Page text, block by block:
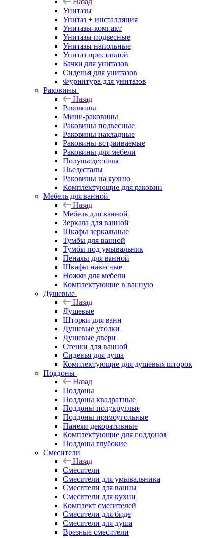
Назад
Унитазы
Унитаз + инсталляция
Унитазы-компакт
Унитазы подвесные
Унитазы напольные
Унитаз приставной
Бачки для унитазов
Сиденья для унитазов
Фурнитура для унитазов
Раковины
Назад
Раковины
Мини-раковины
Раковины подвесные
Раковины накладные
Раковины встраиваемые
Раковины для мебели
Полупьедесталы
Пьедесталы
Раковины на кухню
Комплектующие для раковин
Мебель для ванной
Назад
Мебель для ванной
Зеркала для ванной
Шкафы зеркальные
Тумбы для ванной
Тумбы под умывальник
Пеналы для ванной
Шкафы навесные
Ножки для мебели
Комплектующие в ванную
Душевые
Назад
Душевые
Шторки для ванн
Душевые уголки
Душевые двери
Стенки для ванной
Сиденья для душа
Комплектующие для душевых шторок
Поддоны
Назад
Поддоны
Поддоны квадратные
Поддоны полукруглые
Поддоны прямоугольные
Панели декоративные
Комплектующие для поддонов
Поддоны глубокие
Смесители
Назад
Смесители
Смесители для умывальника
Смесители для ванны
Смесители для кухни
Комплект смесителей
Смесители для биде
Смесители для душа
Врезные смесители